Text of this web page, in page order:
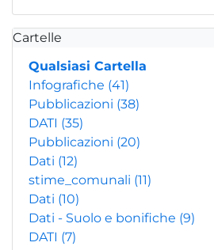
Cartelle
Qualsiasi Cartella
Infografiche (41)
Pubblicazioni (38)
DATI (35)
Pubblicazioni (20)
Dati (12)
stime_comunali (11)
Dati (10)
Dati - Suolo e bonifiche (9)
DATI (7)